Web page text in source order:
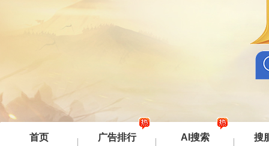
首页 广告排行 AI搜索 搜